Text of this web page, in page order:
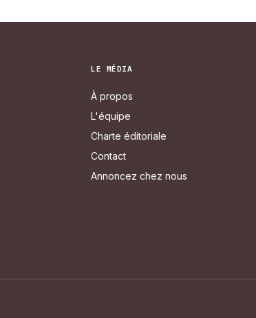
LE MÉDIA
À propos
L'équipe
Charte éditoriale
Contact
Annoncez chez nous